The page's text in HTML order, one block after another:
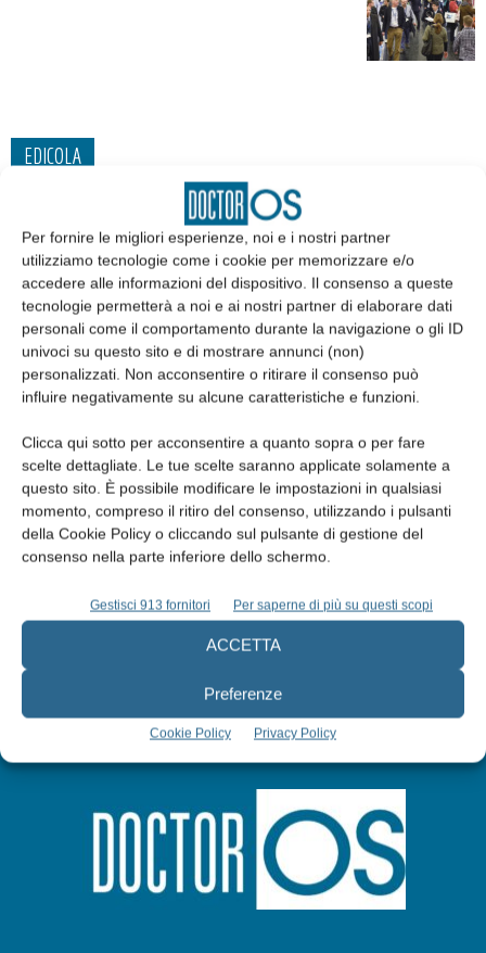
Per fornire le migliori esperienze, noi e i nostri partner
utilizziamo tecnologie come i cookie per memorizzare e/o
accedere alle informazioni del dispositivo. Il consenso a queste
tecnologie permetterà a noi e ai nostri partner di elaborare dati
personali come il comportamento durante la navigazione o gli ID
univoci su questo sito e di mostrare annunci (non)
personalizzati. Non acconsentire o ritirare il consenso può
influire negativamente su alcune caratteristiche e funzioni.
Clicca qui sotto per acconsentire a quanto sopra o per fare
scelte dettagliate. Le tue scelte saranno applicate solamente a
questo sito. È possibile modificare le impostazioni in qualsiasi
momento, compreso il ritiro del consenso, utilizzando i pulsanti
della Cookie Policy o cliccando sul pulsante di gestione del
consenso nella parte inferiore dello schermo.
Gestisci 913 fornitori Per saperne di più su questi scopi
ACCETTA
Preferenze
Cookie Policy Privacy Policy
EDICOLA
Edicola web
Abbonati